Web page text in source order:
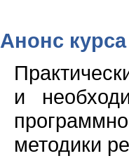
Анонс курса
и
методики